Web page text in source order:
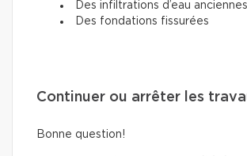
Des infiltrations d’eau anciennes
Des fondations fissurées
Continuer ou arrêter les
Bonne question!